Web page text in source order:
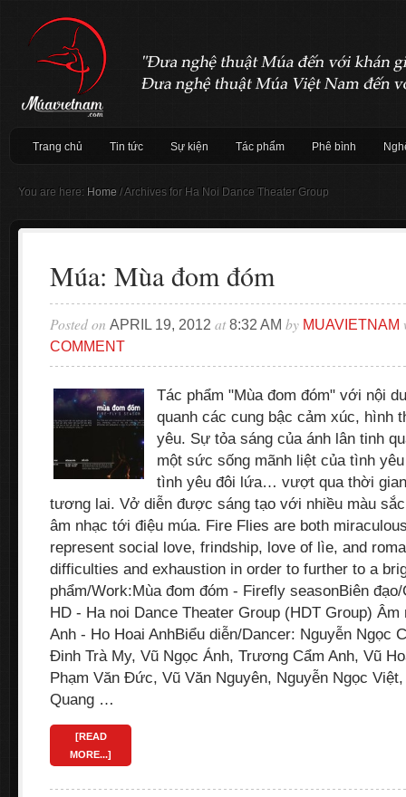
Trang chủ Tin tức Sự kiện Tác phẩm Phê bình
You are here: Home /Archives for Ha Noi Dance Theater Group
Múa: Mùa đom đóm
Posted on APRIL 19, 2012 at8:32 AM by MUAVIETNAM
COMMENT
Tác phẩm "Mùa đom đóm" với nội
quanh các cung bậc cảm xúc, hình
yêu. Sự tỏa sáng của ánh lân tinh
một sức sống mãnh liệt của tình
tình yêu đôi lứa… vượt qua thời
tương lai. Vở diễn được sáng tạo với nhiều màu
âm nhạc tới điệu múa. Fire Flies are both
represent social love, frindship, love of lìe, and
difficulties and exhaustion in order to further to a
phẩm/Work:Mùa đom đóm - Firefly seasonBiên
HD - Ha noi Dance Theater Group (HDT Group)
Anh - Ho Hoai AnhBiểu diễn/Dancer: Nguyễn Ngọc
Đinh Trà My, Vũ Ngọc Ánh, Trương Cẩm Anh, Vũ
Phạm Văn Đức, Vũ Văn Nguyên, Nguyễn Ngọc
Quang …
[READ
MORE...]